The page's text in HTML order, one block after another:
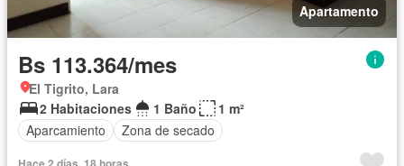
Apartamento
Bs 113.364/mes
El Tigrito, Lara
2 Habitaciones
1 Baño
1 m²
Aparcamiento
Zona de secado